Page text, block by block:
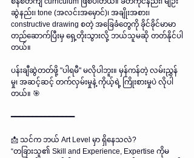
ဆွဲနည်း၊ tone (အလင်းအမှောင်)၊ အချိုးအစား၊
constructive drawing စတဲ့ အခြေခံတွေကို ခိုင်ခိုင်မာမာ
တည်ဆောက်ပြီးမှ ရှေ့တိုးသွားလို့ ဘယ်သူမဆို တတ်နိုင်ပါ
တယ်။
ပန်းချီဆွဲတတ်ဖို့ "ပါရမီ" မလိုပါဘူး။ မှန်ကန်တဲ့ လမ်းညွှန်
မှု၊ အဆင့်ဆင့် တက်လှမ်းမှုနဲ့ ကိုယ့်ရဲ့ ကြိုးစားမှုပဲ လိုပါ
တယ်။ 🎯
━━━━━━━━━━━━━━━
📩 သင်က ဘယ် Art Level မှာ ရှိနေသလဲ?
“တခြားသူ၏ Skill and Experience, Expertise ကိုမ